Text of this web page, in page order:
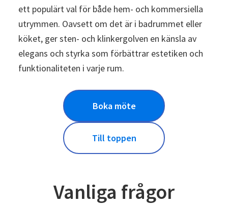
ett populärt val för både hem- och kommersiella
utrymmen. Oavsett om det är i badrummet eller
köket, ger sten- och klinkergolven en känsla av
elegans och styrka som förbättrar estetiken och
funktionaliteten i varje rum.
Boka möte
Till toppen
Vanliga frågor